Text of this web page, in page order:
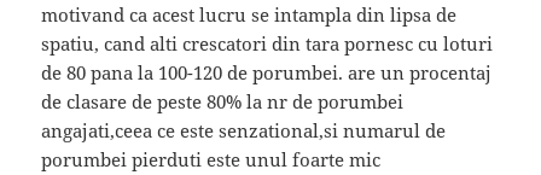
motivand ca acest lucru se intampla din lipsa de
spatiu, cand alti crescatori din tara pornesc cu loturi
de 80 pana la 100-120 de porumbei. are un procentaj
de clasare de peste 80% la nr de porumbei
angajati,ceea ce este senzational,si numarul de
porumbei pierduti este unul foarte mic